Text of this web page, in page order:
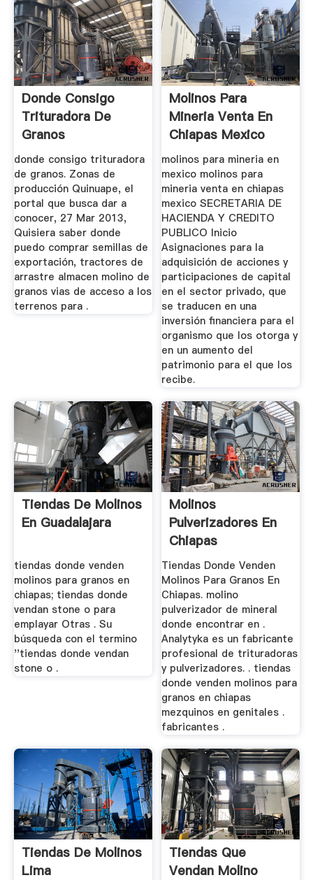
Donde Consigo
Trituradora De
Granos
donde consigo trituradora
de granos. Zonas de
producción Quinuape, el
portal que busca dar a
conocer, 27 Mar 2013,
Quisiera saber donde
puedo comprar semillas de
exportación, tractores de
arrastre almacen molino de
granos vias de acceso a los
terrenos para .
Molinos Para
Mineria Venta En
Chiapas Mexico
molinos para mineria en
mexico molinos para
mineria venta en chiapas
mexico SECRETARIA DE
HACIENDA Y CREDITO
PUBLICO Inicio
Asignaciones para la
adquisición de acciones y
participaciones de capital
en el sector privado, que
se traducen en una
inversión financiera para el
organismo que los otorga y
en un aumento del
patrimonio para el que los
recibe.
Tiendas De Molinos
En Guadalajara
tiendas donde venden
molinos para granos en
chiapas; tiendas donde
vendan stone o para
emplayar Otras . Su
búsqueda con el termino
''tiendas donde vendan
stone o .
Molinos
Pulverizadores En
Chiapas
Tiendas Donde Venden
Molinos Para Granos En
Chiapas. molino
pulverizador de mineral
donde encontrar en .
Analytyka es un fabricante
profesional de trituradoras
y pulverizadores. . tiendas
donde venden molinos para
granos en chiapas
mezquinos en genitales .
fabricantes .
Tiendas De Molinos
Lima
Tiendas Que
Vendan Molino